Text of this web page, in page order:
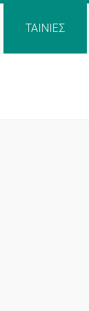
ΤΑΙΝΙΕΣ